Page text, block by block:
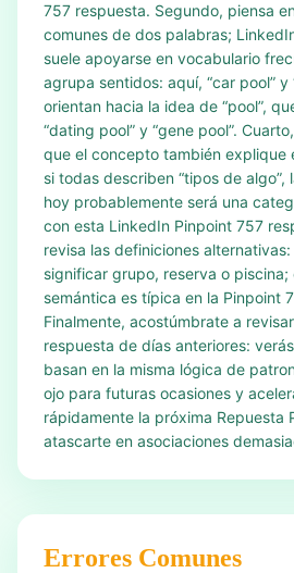
757 respuesta. Segundo, piensa
comunes de dos palabras;
suele apoyarse en vocabulario
agrupa sentidos: aquí, “car pool” y
orientan hacia la idea de “pool”,
“dating pool” y “gene pool”.
que el concepto también explique
si todas describen “tipos de algo”,
hoy probablemente será una
con esta LinkedIn Pinpoint 757
revisa las definiciones alternativas:
significar grupo, reserva o piscina;
semántica es típica en la Pinpoint
Finalmente, acostúmbrate a
respuesta de días anteriores:
basan en la misma lógica de
ojo para futuras ocasiones y
rápidamente la próxima Repuesta
atascarte en asociaciones
Errores Comunes